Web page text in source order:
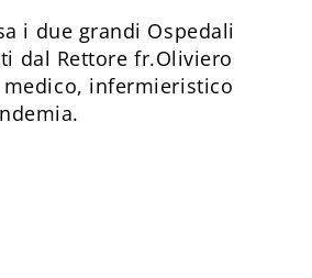
i due grandi Ospedali
dal Rettore fr.Oliviero
medico, infermieristico